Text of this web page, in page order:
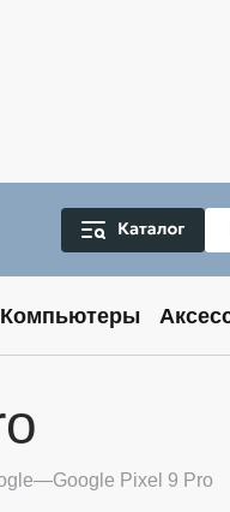
Компьютеры
Google Pixel 9 Pro